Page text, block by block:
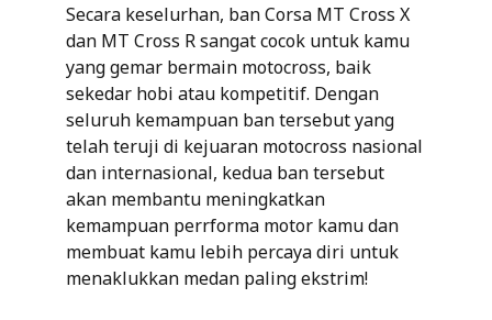
Secara keselurhan, ban Corsa MT Cross X
dan MT Cross R sangat cocok untuk kamu
yang gemar bermain motocross, baik
sekedar hobi atau kompetitif. Dengan
seluruh kemampuan ban tersebut yang
telah teruji di kejuaran motocross nasional
dan internasional, kedua ban tersebut
akan membantu meningkatkan
kemampuan perrforma motor kamu dan
membuat kamu lebih percaya diri untuk
menaklukkan medan paling ekstrim!